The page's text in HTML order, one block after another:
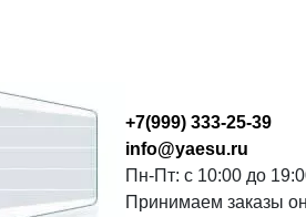
+7(999) 333-25-39
info@yaesu.ru
Пн-Пт: с 10:00 до
Принимаем заказы